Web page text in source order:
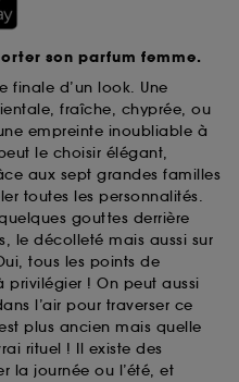
son parfum femme.
finale d’un look. Une
fraîche, chyprée, ou
empreinte inoubliable à
le choisir élégant,
aux sept grandes familles
toutes les personnalités.
gouttes derrière
le décolleté mais aussi sur
tous les points de
privilégier ! On peut aussi
l’air pour traverser ce
plus ancien mais quelle
rituel ! Il existe des
la journée ou l’été, et